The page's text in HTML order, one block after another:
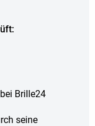
Brille24
seine